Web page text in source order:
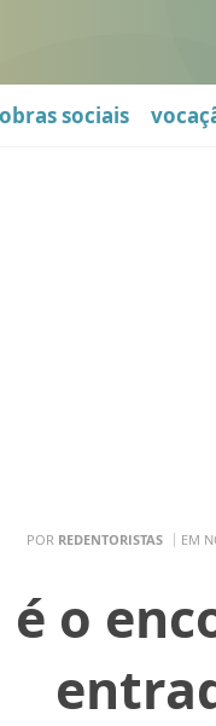
obras sociais
POR REDENTORISTAS EM
é o